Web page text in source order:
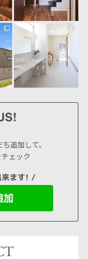
seiyu_1
7月 28
追加して、
ェック